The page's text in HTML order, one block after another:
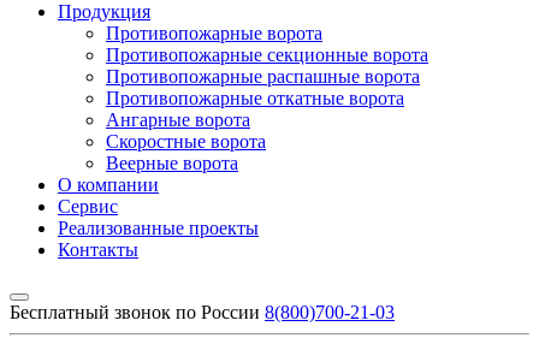
Продукция
Противопожарные ворота
Противопожарные секционные ворота
Противопожарные распашные ворота
Противопожарные откатные ворота
Ангарные ворота
Скоростные ворота
Веерные ворота
О компании
Сервис
Реализованные проекты
Контакты
Бесплатный звонок по России 8(800)700-21-03